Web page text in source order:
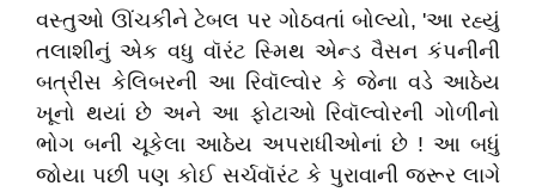
વસ્તુઓ ઊંચકીને ટેબલ પર ગોઠવતાં બોલ્યો, 'આ રહ્યું
તલાશીનું એક વધુ વૉરંટ સ્મિથ એન્ડ વૈસન કંપનીની
બત્રીસ કેલિબરની આ રિવૉલ્વોર કે જેના વડે આઠેય
ખૂનો થયાં છે અને આ ફોટાઓ રિવૉલ્વોરની ગોળીનો
ભોગ બની ચૂકેલા આઠેય અપરાધીઓનાં છે ! આ બધું
જોયા પછી પણ કોઈ સર્ચવૉરંટ કે પુરાવાની જરૂર લાગે